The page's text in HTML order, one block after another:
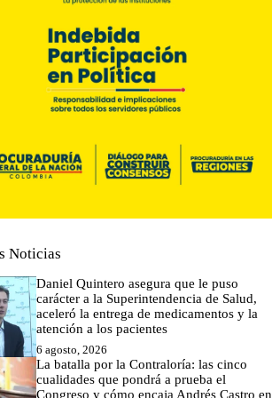
Noticias
Daniel Quintero asegura que le puso
carácter a la Superintendencia de Salud,
aceleró la entrega de medicamentos y la
atención a los pacientes
6 agosto, 2026
La batalla por la Contraloría: las cinco
cualidades que pondrá a prueba el
Congreso y cómo encaja Andrés Castro en